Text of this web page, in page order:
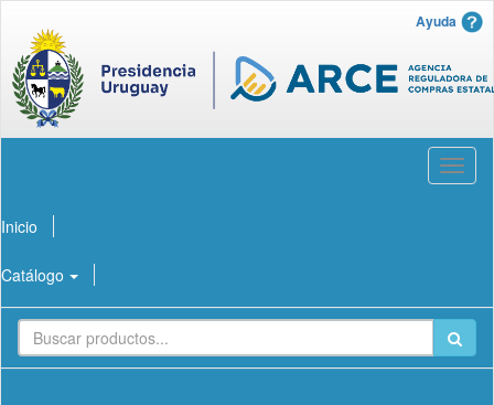
Ayuda
Abrir
menú
Inicio
Catálogo